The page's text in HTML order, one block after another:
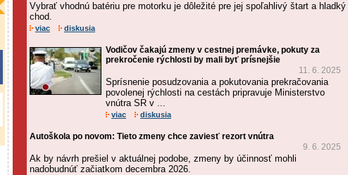
Vybrať vhodnú batériu pre motorku je dôležité pre jej spoľahlivý štart a hladký
chod.
viac diskusia
Vodičov čakajú zmeny v cestnej premávke, pokuty za
prekročenie rýchlosti by mali byť prísnejšie
11. 6. 2025
Sprísnenie posudzovania a pokutovania prekračovania
povolenej rýchlosti na cestách pripravuje Ministerstvo
vnútra SR v ...
viac diskusia
Autoškola po novom: Tieto zmeny chce zaviesť rezort vnútra
9. 6. 2025
Ak by návrh prešiel v aktuálnej podobe, zmeny by účinnosť mohli
nadobudnúť začiatkom decembra 2026.